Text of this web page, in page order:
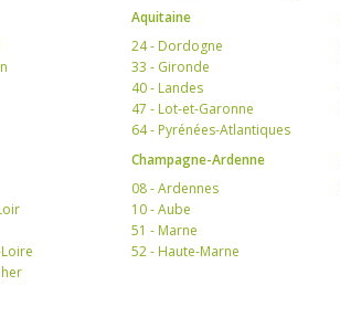
Aquitaine
24 - Dordogne
33 - Gironde
40 - Landes
47 - Lot-et-Garonne
64 - Pyrénées-Atlantiques
Champagne-Ardenne
08 - Ardennes
10 - Aube
51 - Marne
52 - Haute-Marne